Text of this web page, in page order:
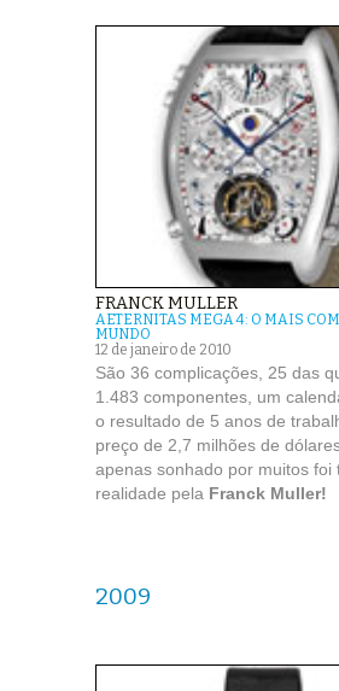
FRANCK MULLER
AETERNITAS MEGA 4: O MAIS
MUNDO
12 de janeiro de 2010
São 36 complicações, 25 das
1.483 componentes, um
o resultado de 5 anos de
preço de 2,7 milhões de
apenas sonhado por muitos foi
realidade pela Franck Muller!
2009